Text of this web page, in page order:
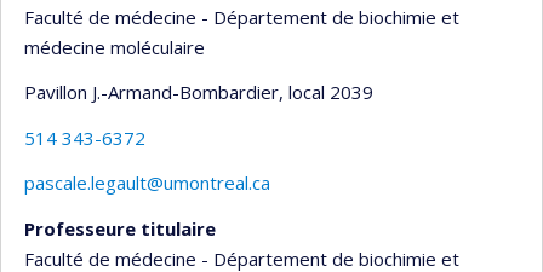
Faculté de médecine - Département de biochimie et
médecine moléculaire
Pavillon J.-Armand-Bombardier, local 2039
514 343-6372
pascale.legault@umontreal.ca
Professeure titulaire
Faculté de médecine - Département de biochimie et